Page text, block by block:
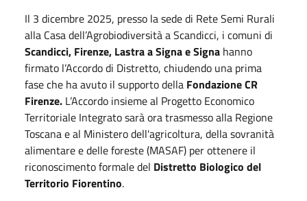
Il 3 dicembre 2025, presso la sede di Rete Semi Rurali
alla Casa dell’Agrobiodiversità a Scandicci, i comuni di
Scandicci, Firenze, Lastra a Signa e Signa hanno
firmato l’Accordo di Distretto, chiudendo una prima
fase che ha avuto il supporto della Fondazione CR
Firenze. L’Accordo insieme al Progetto Economico
Territoriale Integrato sarà ora trasmesso alla Regione
Toscana e al Ministero dell'agricoltura, della sovranità
alimentare e delle foreste (MASAF) per ottenere il
riconoscimento formale del Distretto Biologico del
Territorio Fiorentino.